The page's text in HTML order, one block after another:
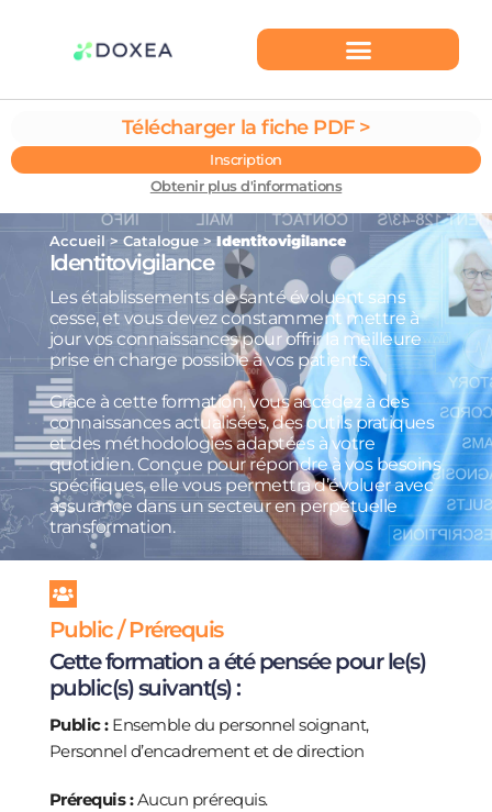
Télécharger la fiche PDF >
Inscription
Obtenir plus d'informations
Accueil > Catalogue> Identitovigilance
Identitovigilance
Les établissements de santé évoluent sans
cesse, et vous devez constamment mettre à
jour vos connaissances pour offrir la meilleure
prise en charge possible à vos patients.
Grâce à cette formation, vous accédez à des
connaissances actualisées, des outils pratiques
et des méthodologies adaptées à votre
quotidien. Conçue pour répondre à vos besoins
spécifiques, elle vous permettra d’évoluer avec
assurance dans un secteur en perpétuelle
transformation.
Public / Prérequis
Cette formation a été pensée pour le(s)
public(s) suivant(s) :
Public : Ensemble du personnel soignant,
Personnel d’encadrement et de direction
Prérequis :Aucun prérequis.